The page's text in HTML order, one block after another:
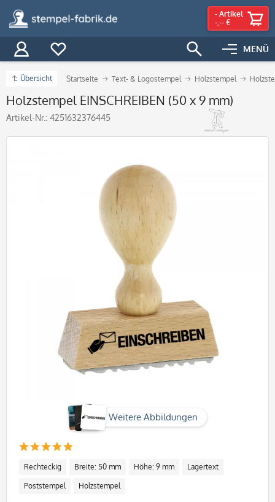
MENÜ
- Artikel
-,-- €
Übersicht Startseite Text- & Logostempel Holzstempel
Holzstempel EINSCHREIBEN (50 x 9 mm)
Artikel-Nr.: 4251632376445
Weitere Abbildungen
Rechteckig Breite: 50 mm Höhe: 9 mm Lagertext
Poststempel Holzstempel